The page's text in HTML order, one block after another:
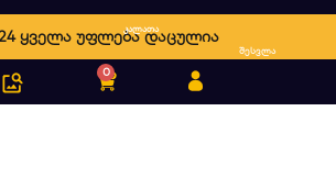
ყველა უფლება დაცულია
ძიება
0
კალათა
შესვლა